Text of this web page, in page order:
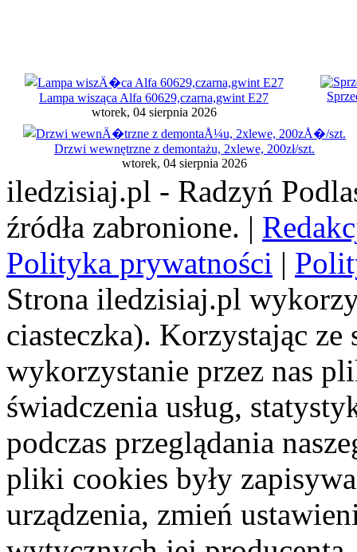
Lampa wisząca Alfa 60629,czarna,gwint E27
wtorek, 04 sierpnia 2026
Drzwi wewnętrzne z demontażu, 2xlewe, 200zł/szt.
wtorek, 04 sierpnia 2026
iledzisiaj.pl - Radzyń
źródła zabronione. |
Polityka prywatności |
Strona iledzisiaj.pl
ciasteczka). Korzystając
wykorzystanie przez nas
świadczenia usług,
podczas przeglądania
pliki cookies były
urządzenia, zmień